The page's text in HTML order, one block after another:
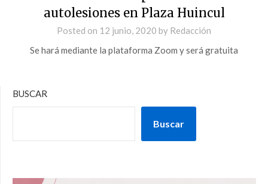
autolesiones en Plaza Huincul
Posted on 12 junio, 2020 by Redacción
Se hará mediante la plataforma Zoom y será gratuita
BUSCAR
Buscar